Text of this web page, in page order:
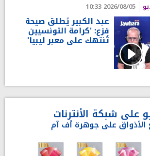
2026/08/05 10:33
عبد الكبير يُطلق صيحة
فزع: 'كرامة التونسيين
تُنتهك على معبر ليبيا'
على شبكة الأنترنات
الأذواق على جوهرة أف آم